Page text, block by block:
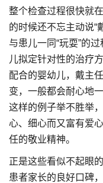
整个检查过程很快就
的时候还不忘主动说“
与患儿一同“玩耍”的
儿拟定针对性的治疗
配合的婴幼儿，戴主
变，一般都会耐心地
这样的例子举不胜举
心、细心而又富有爱
任的敬业精神。
正是这些看似不起眼
患者家长的良好口碑